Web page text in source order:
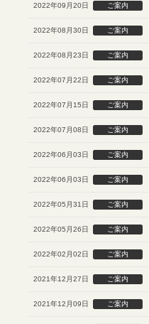
2022年09月20日 ご案内
2022年08月30日 ご案内
2022年08月23日 ご案内
2022年07月22日 ご案内
2022年07月15日 ご案内
2022年07月08日 ご案内
2022年06月03日 ご案内
2022年06月03日 ご案内
2022年05月31日 ご案内
2022年05月26日 ご案内
2022年02月02日 ご案内
2021年12月27日 ご案内
2021年12月09日 ご案内